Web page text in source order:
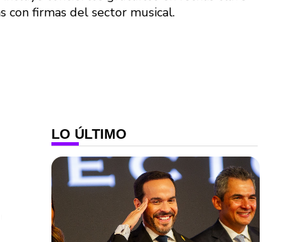
con firmas del sector musical.
LO ÚLTIMO